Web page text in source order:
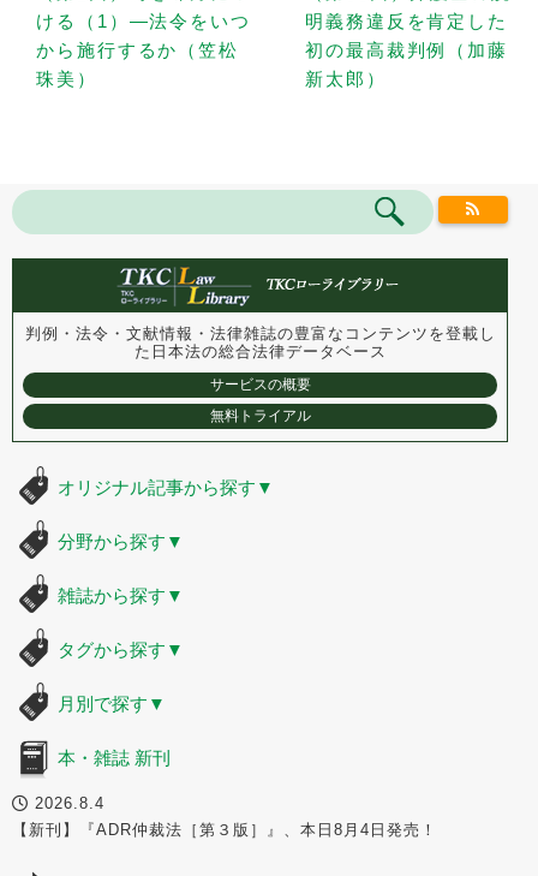
ける（1）—法令をいつ
から施行するか（笠松
珠美）
明義務違反を肯定した
初の最高裁判例（加藤
新太郎）
判例・法令・文献情報・法律雑誌の豊富なコンテンツを登載し
た 日本法の総合法律データベース
サービスの概要
無料トライアル
オリジナル記事から探す ▼
分野から探す ▼
雑誌から探す ▼
タグから探す ▼
月別で探す ▼
本・雑誌 新刊
2026.8.4
【新刊】『ADR仲裁法［第３版］』、本日8月4日発売！